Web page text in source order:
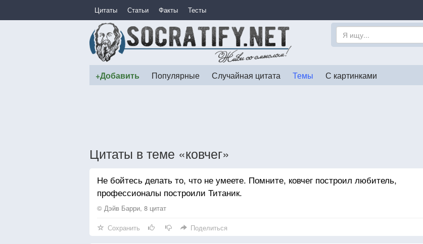
Цитаты Статьи Факты Тесты
+Добавить Популярные Случайная цитата Темы С картинками
Цитаты в теме «ковчег»
Не бойтесь делать то, что не умеете. Помните, ковчег построил любитель,
профессионалы построили Титаник.
© Дэйв Барри, 8 цитат
Сохранить Поделиться